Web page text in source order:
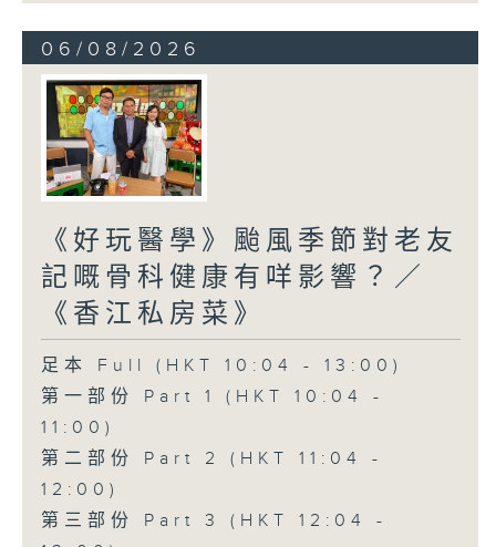
06/08/2026
《好玩醫學》颱風季節對老友
記嘅骨科健康有咩影響？／
《香江私房菜》
足本 Full (HKT 10:04 - 13:00)
第一部份 Part 1 (HKT 10:04 -
11:00)
第二部份 Part 2 (HKT 11:04 -
12:00)
第三部份 Part 3 (HKT 12:04 -